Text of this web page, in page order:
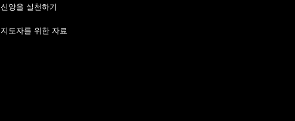
신앙을 실천하기
지도자를 위한 자료